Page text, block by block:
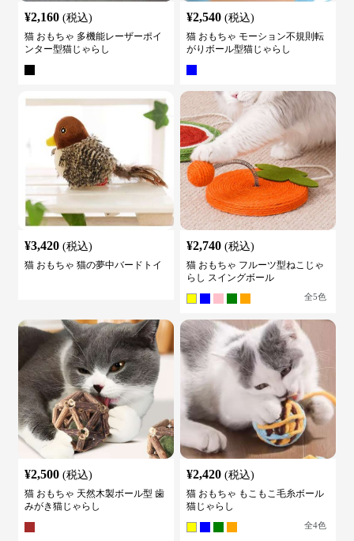
¥2,160 (税込)
猫 おもちゃ 多機能レーザーポイ
ンター型猫じゃらし
¥2,540 (税込)
猫 おもちゃ モーション不規則転
がりボール型猫じゃらし
¥3,420 (税込)
猫 おもちゃ 猫の夢中バードトイ
¥2,740 (税込)
猫 おもちゃ フルーツ型ねこじゃ
らし スイングボール
全5色
¥2,500 (税込)
猫 おもちゃ 天然木製ボール型 歯
みがき猫じゃらし
¥2,420 (税込)
猫 おもちゃ もこもこ毛糸ボール
猫じゃらし
全4色